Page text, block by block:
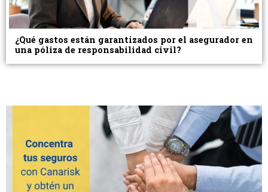
¿Qué gastos están garantizados por el asegurador en
una póliza de responsabilidad civil?